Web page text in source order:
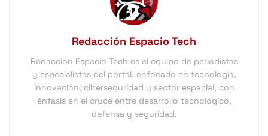
Redacción Espacio Tech
Redacción Espacio Tech es el equipo de periodistas
y especialistas del portal, enfocado en tecnología,
innovación, ciberseguridad y sector espacial, con
énfasis en el cruce entre desarrollo tecnológico,
defensa y seguridad.